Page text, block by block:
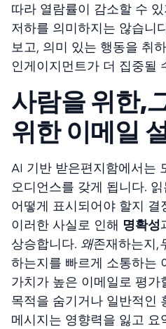
따라 열람률이 감소할 수
저하를 의미하지는 않습니
보고, 의미 있는 행동을 취
인게이지먼트가 더 집중될
사람을 위한,
위한 이메일
AI 기반 받은편지함에서는
오디언스를 갖게 됩니다.
어떻게 표시되어야 할지 결
이러한 사실로 인해 명확성
상승합니다. 왜존재하는지,
하는지를 빠르게 소통하는
가치가 높은 이메일로 평가
목적을 숨기거나 일반적인
메시지는 영향력을 잃고 요